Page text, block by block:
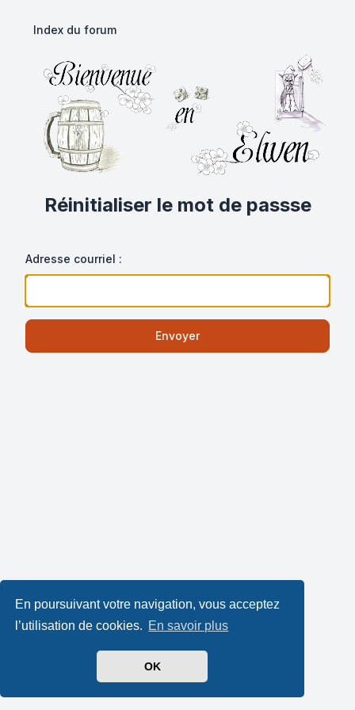
En poursuivant votre navigation, vous acceptez
l’utilisation de cookies. En savoir plus
OK
Index du forum
Réinitialiser le mot de passse
Adresse courriel :
Envoyer